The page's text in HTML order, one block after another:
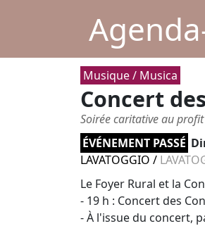
Musique / Musica
Concert
Soirée caritative au
ÉVÉNEMENT PASSÉ
LAVATOGGIO /
Le Foyer Rural et la
- 19 h : Concert des
- À l'issue du concert,